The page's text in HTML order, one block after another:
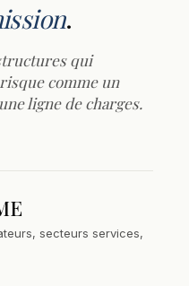
.
qui
comme un
ligne de charges.
secteurs services,